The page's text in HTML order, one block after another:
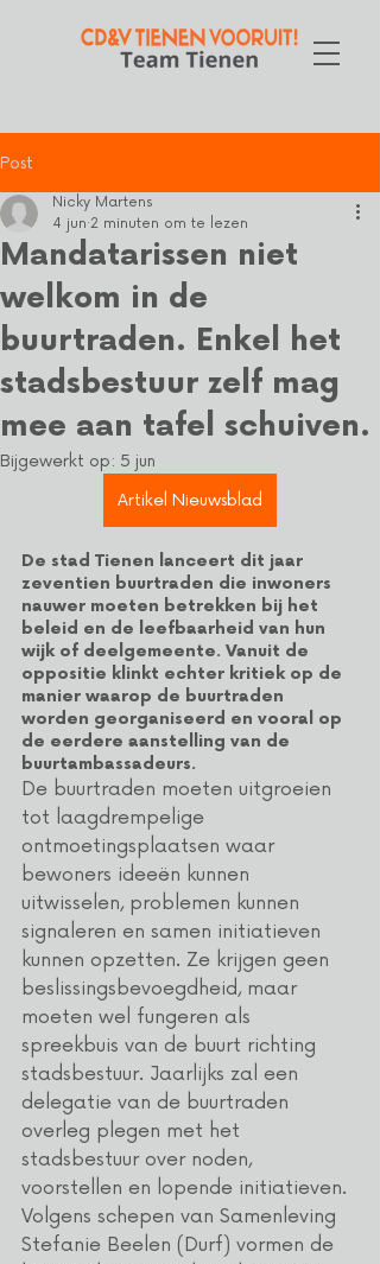
Post
Mandatarissen niet
welkom in de
buurtraden. Enkel het
stadsbestuur zelf mag
mee aan tafel schuiven.
Nicky Martens
4 jun 2 minuten om te lezen
Bijgewerkt op: 5 jun
Artikel Nieuwsblad
De stad Tienen lanceert dit jaar
zeventien buurtraden die inwoners
nauwer moeten betrekken bij het
beleid en de leefbaarheid van hun
wijk of deelgemeente. Vanuit de
oppositie klinkt echter kritiek op de
manier waarop de buurtraden
worden georganiseerd en vooral op
de eerdere aanstelling van de
buurtambassadeurs.
De buurtraden moeten uitgroeien
tot laagdrempelige
ontmoetingsplaatsen waar
bewoners ideeën kunnen
uitwisselen, problemen kunnen
signaleren en samen initiatieven
kunnen opzetten. Ze krijgen geen
beslissingsbevoegdheid, maar
moeten wel fungeren als
spreekbuis van de buurt richting
stadsbestuur. Jaarlijks zal een
delegatie van de buurtraden
overleg plegen met het
stadsbestuur over noden,
voorstellen en lopende initiatieven.
Volgens schepen van Samenleving
Stefanie Beelen (Durf) vormen de